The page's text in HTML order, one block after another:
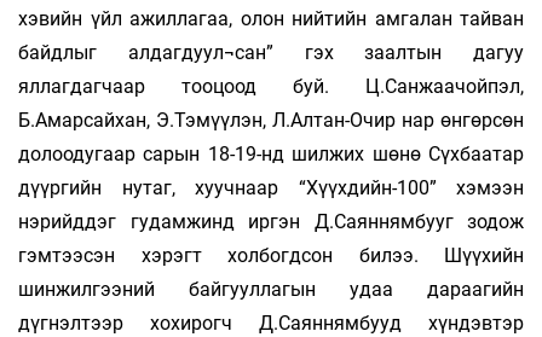
хэвийн үйл ажиллагаа, олон нийтийн амгалан тайван
байдлыг алдагдуул¬сан” гэх заалтын дагуу
яллагдагчаар тооцоод буй. Ц.Санжаачойпэл,
Б.Амарсайхан, Э.Тэмүүлэн, Л.Алтан-Очир нар өнгөрсөн
долоодугаар сарын 18-19-нд шилжих шөнө Сүхбаатар
дүүргийн нутаг, хуучнаар “Хүүхдийн-100” хэмээн
нэрийддэг гудамжинд иргэн Д.Саяннямбууг зодож
гэмтээсэн хэрэгт холбогдсон билээ. Шүүхийн
шинжилгээний байгууллагын удаа дараагийн
дүгнэлтээр хохирогч Д.Саяннямбууд хүндэвтэр